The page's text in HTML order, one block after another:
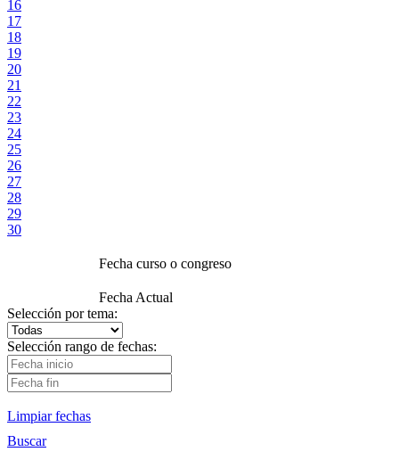
16
17
18
19
20
21
22
23
24
25
26
27
28
29
30
Fecha curso o congreso
Fecha Actual
Selección por tema:
Selección rango de fechas:
Limpiar fechas
Buscar